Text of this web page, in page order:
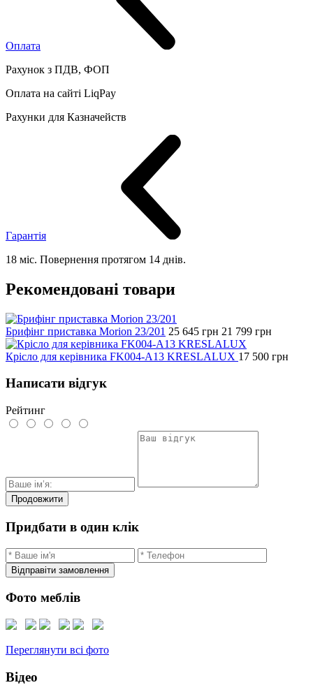
Оплата
Рахунок з ПДВ, ФОП
Оплата на сайті LiqPay
Рахунки для Казначейств
Гарантія
18 міс. Повернення протягом 14 днів.
Рекомендовані товари
Брифінг приставка Morion 23/201 25 645 грн 21 799 грн
Крісло для керівника FK004-A13 KRESLALUX 17 500 грн
Написати відгук
Рейтинг
Продовжити
Придбати в один клік
Відправіти замовлення
Фото меблів
Переглянути всі фото
Відео